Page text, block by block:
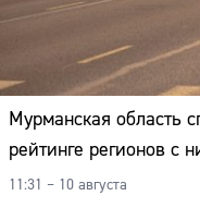
Мурманская область
рейтинге регионов с
11:31 – 10 августа